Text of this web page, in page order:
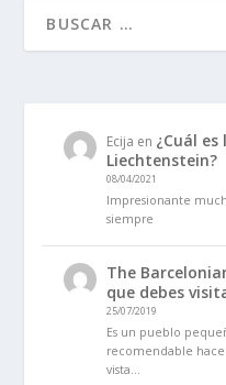
Ecija en ¿Cuál
Liechtenstein?
08/04/2021
Impresionante
siempre
The
que debes
25/07/2019
Es un pueblo
recomendable
vista…